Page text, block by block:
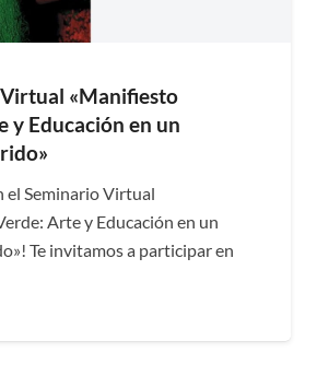
«Manifiesto
y Educación en un
el Seminario Virtual
Arte y Educación en un
Te invitamos a participar en